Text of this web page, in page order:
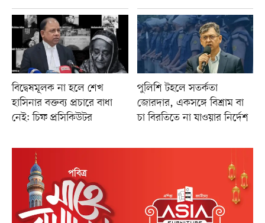
বিদ্বেষমূলক না হলে শেখ
হাসিনার বক্তব্য প্রচারে বাধা
নেই: চিফ প্রসিকিউটর
পুলিশি টহলে সতর্কতা
জোরদার, একসঙ্গে বিশ্রাম বা
চা বিরতিতে না যাওয়ার নির্দেশ